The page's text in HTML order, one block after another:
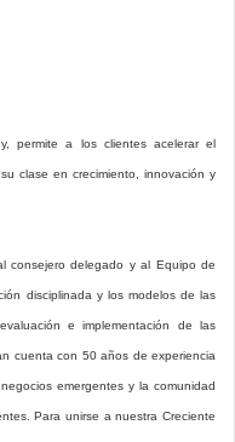
permite a los clientes acelerar el
clase en crecimiento, innovación y
consejero delegado y al Equipo de
disciplinada y los modelos de las
e implementación de las
cuenta con 50 años de experiencia
emergentes y la comunidad
Para unirse a nuestra Creciente